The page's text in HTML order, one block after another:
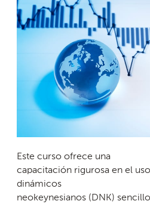
Este curso ofrece una
capacitación rigurosa en el
dinámicos
neokeynesianos (DNK)